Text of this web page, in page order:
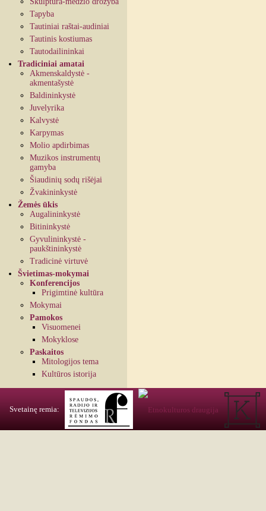
Tapyba
Tautiniai raštai-audiniai
Tautinis kostiumas
Tautodailininkai
Tradiciniai amatai
Akmenskaldystė -
akmentašystė
Baldininkystė
Juvelyrika
Kalvystė
Karpymas
Molio apdirbimas
Muzikos instrumentų
gamyba
Šiaudinių sodų rišėjai
Žvakininkystė
Žemės ūkis
Augalininkystė
Bitininkystė
Gyvulininkystė -
paukštininkystė
Tradicinė virtuvė
Švietimas-mokymai
Konferencijos
Prigimtinė kultūra
Mokymai
Pamokos
Visuomenei
Mokyklose
Paskaitos
Mitologijos tema
Kultūros istorija
Svetainę remia: